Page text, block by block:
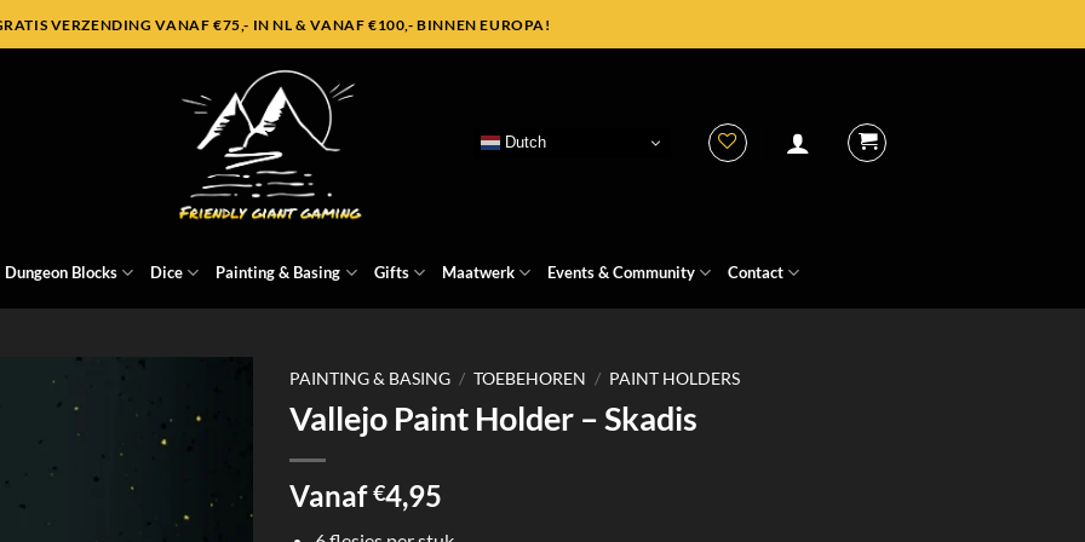
VERZENDING VANAF €75,- IN NL & VANAF €100,- BINNEN EUROPA!
Dutch
Dungeon Blocks Dice Painting & Basing Gifts Maatwerk Events & Community Contact
PAINTING & BASING / TOEBEHOREN / PAINT HOLDERS
Vallejo Paint Holder – Skadis
Vanaf€4,95